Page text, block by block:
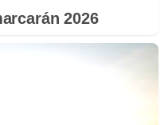
2026